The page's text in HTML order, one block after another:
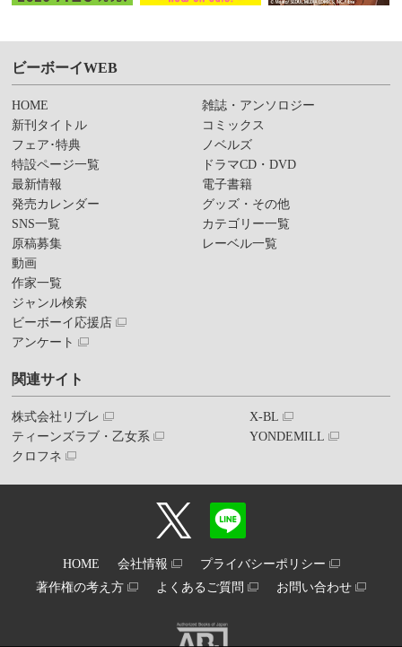
ビーボーイWEB
HOME
新刊タイトル
フェア･特典
特設ページ一覧
最新情報
発売カレンダー
SNS一覧
原稿募集
動画
作家一覧
ジャンル検索
ビーボーイ応援店
アンケート
雑誌・アンソロジー
コミックス
ノベルズ
ドラマCD・DVD
電子書籍
グッズ・その他
カテゴリー一覧
レーベル一覧
関連サイト
株式会社リブレ
ティーンズラブ・乙女系
クロフネ
X-BL
YONDEMILL
HOME 会社情報
プライバシーポリシー
著作権の考え方
よくあるご質問 お問い合わせ